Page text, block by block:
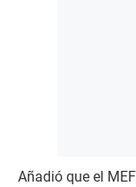
Añadió que el